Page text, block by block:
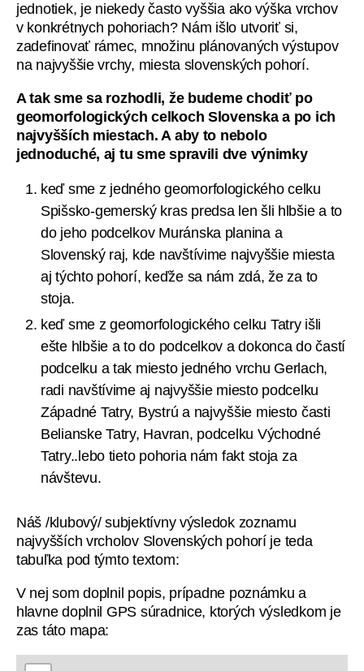
jednotiek, je niekedy často vyššia ako výška vrchov
v konkrétnych pohoriach? Nám išlo utvoriť si,
zadefinovať rámec, množinu plánovaných výstupov
na najvyššie vrchy, miesta slovenských pohorí.
A tak sme sa rozhodli, že budeme chodiť po
geomorfologických celkoch Slovenska a po ich
najvyšších miestach. A aby to nebolo
jednoduché, aj tu sme spravili dve výnimky
keď sme z jedného geomorfologického celku
Spišsko-gemerský kras predsa len šli hlbšie a to
do jeho podcelkov Muránska planina a
Slovenský raj, kde navštívime najvyššie miesta
aj týchto pohorí, keďže sa nám zdá, že za to
stoja.
keď sme z geomorfologického celku Tatry išli
ešte hlbšie a to do podcelkov a dokonca do častí
podcelku a tak miesto jedného vrchu Gerlach,
radi navštívime aj najvyššie miesto podcelku
Západné Tatry, Bystrú a najvyššie miesto časti
Belianske Tatry, Havran, podcelku Východné
Tatry..lebo tieto pohoria nám fakt stoja za
návštevu.
Náš /klubový/ subjektívny výsledok zoznamu
najvyšších vrcholov Slovenských pohorí je teda
tabuľka pod týmto textom:
V nej som doplnil popis, prípadne poznámku a
hlavne doplnil GPS súradnice, ktorých výsledkom je
zas táto mapa: